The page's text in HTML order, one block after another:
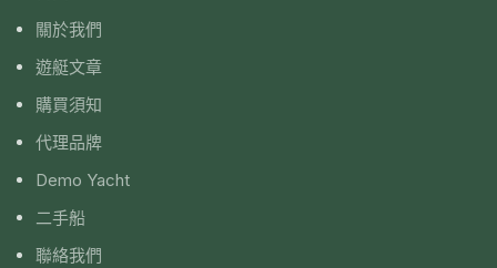
關於我們
遊艇文章
購買須知
代理品牌
Demo Yacht
二手船
聯絡我們